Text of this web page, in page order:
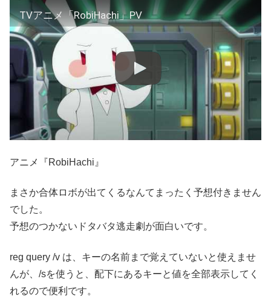
TVアニメ「RobiHachi」PV
アニメ『RobiHachi』
まさか合体ロボが出てくるなんてまったく予想付きません
でした。
予想のつかないドタバタ逃走劇が面白いです。
reg query /v は、キーの名前まで覚えていないと使えませ
んが、/sを使うと、配下にあるキーと値を全部表示してく
れるので便利です。